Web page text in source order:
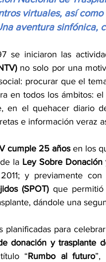
virtuales, así
aventura sinfónica,
se iniciaron las
no solo por una
procurar que el
en todos los ámbitos:
en el quehacer diario
e información veraz
cumple 25 años en los
la Ley Sobre
y previamente
(SPOT) que permitió
dándole una
planificadas para
donación y trasplante
“Rumbo al futuro”,